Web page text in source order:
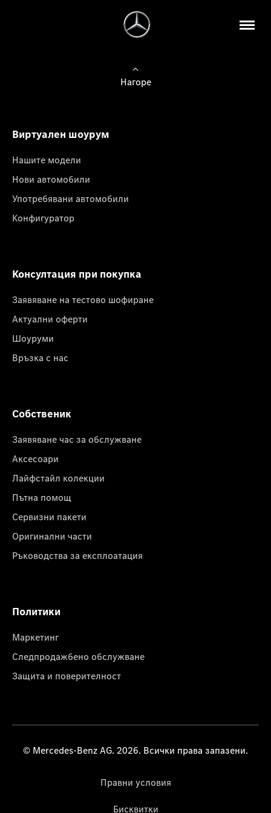
Нагоре
Виртуален шоурум
Нашите модели
Нови автомобили
Употребявани автомобили
Конфигуратор
Консултация при покупка
Заявяване на тестово шофиране
Актуални оферти
Шоуруми
Връзка с нас
Собственик
Заявяване час за обслужване
Аксесоари
Лайфстайл колекции
Пътна помощ
Сервизни пакети
Оригинални части
Ръководства за експлоатация
Политики
Маркетинг
Следпродажбено обслужване
Защита и поверителност
© Mercedes-Benz AG. 2026. Всички права запазени.
Правни условия
Бисквитки